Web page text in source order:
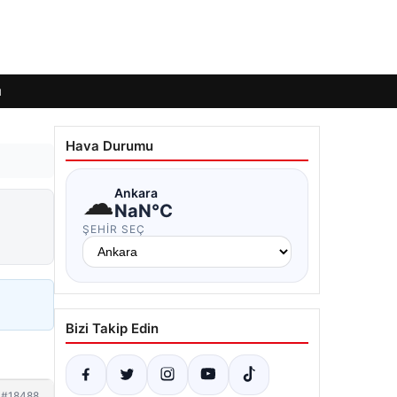
Hava Durumu
☁Ankara
NaN°C
ŞEHIR SEÇ
Bizi Takip Edin